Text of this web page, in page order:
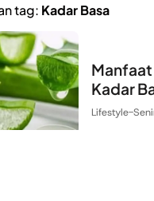
tag: Kadar Basa
Kadar
Lifestyle-